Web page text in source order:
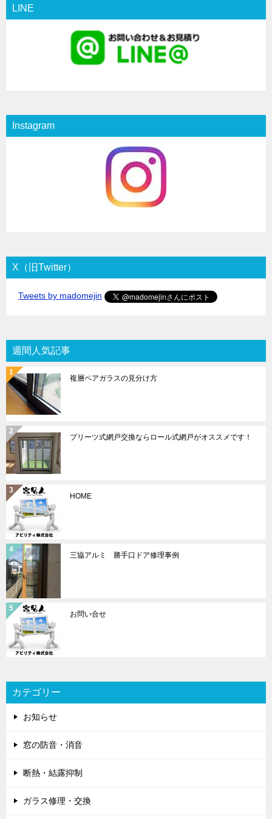
LINE
Instagram
X（旧Twitter）
Tweets by madomejin
週間人気記事
複層ペアガラスの見分け方
プリーツ式網戸交換ならロール式網戸がオススメです！
HOME
三協アルミ 勝手口ドア修理事例
お問い合せ
カテゴリー
お知らせ
窓の防音・消音
断熱・結露抑制
ガラス修理・交換